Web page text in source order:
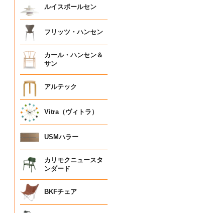
ルイスポールセン
フリッツ・ハンセン
カール・ハンセン＆
サン
アルテック
Vitra（ヴィトラ）
USMハラー
カリモクニュースタ
ンダード
BKFチェア